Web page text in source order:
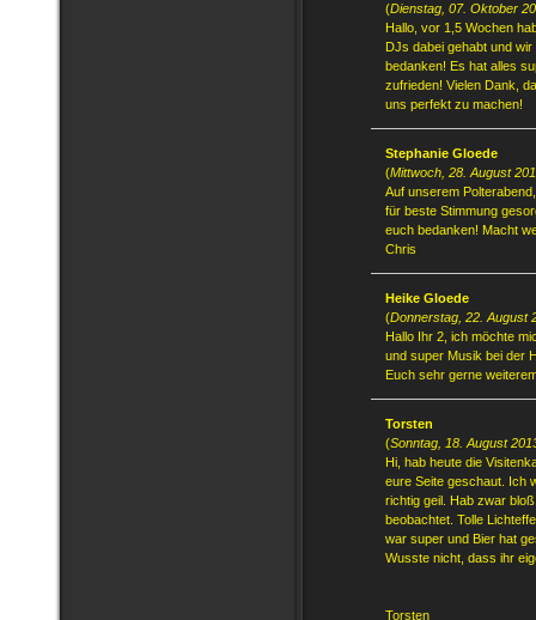
(Dienstag, 07. Oktober
Hallo, vor 1,5 Wochen
DJs dabei gehabt und
bedanken! Es hat alles
zufrieden! Vielen Dank,
uns perfekt zu machen!
Stephanie Gloede
(Mittwoch, 28. August
Auf unserem
für beste Stimmung
euch bedanken! Macht
Chris
Heike Gloede
(Donnerstag, 22. August
Hallo Ihr 2, ich möchte
und super Musik bei der
Euch sehr gerne
Torsten
(Sonntag, 18. August
Hi, hab heute die
eure Seite geschaut. Ich
richtig geil. Hab zwar
beobachtet. Tolle
war super und Bier hat
Wusste nicht, dass ihr
Torsten